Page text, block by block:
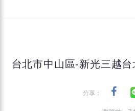
台北市中山區-新光三越
分享：